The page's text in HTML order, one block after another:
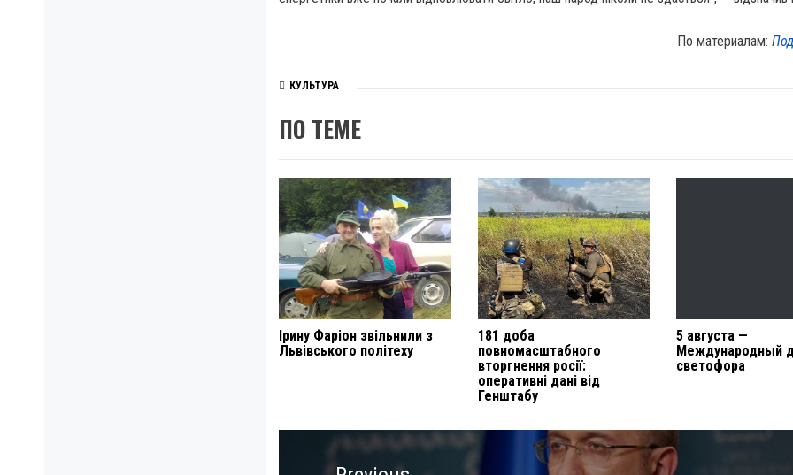
По материалам:
КУЛЬТУРА
ПО ТЕМЕ
Ірину Фаріон звільнили з
Львівського політеху
181 доба
повномасштабного
вторгнення росії:
оперативні дані від
Генштабу
5 августа —
Международный
светофора
Навигация